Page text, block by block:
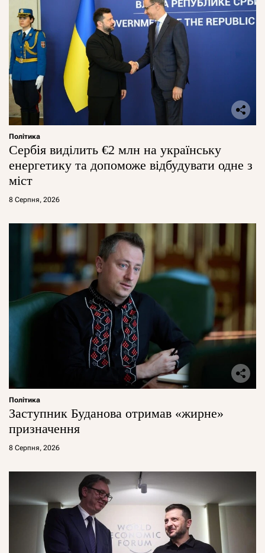
Політика
Сербія виділить €2 млн на українську
енергетику та допоможе відбудувати одне з
міст
8 Серпня, 2026
Політика
Заступник Буданова отримав «жирне»
призначення
8 Серпня, 2026